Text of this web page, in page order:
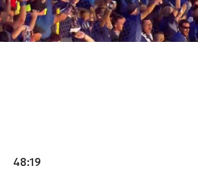
48:19